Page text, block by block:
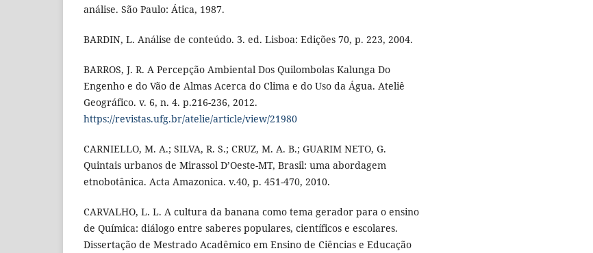
análise. São Paulo: Ática, 1987.
BARDIN, L. Análise de conteúdo. 3. ed. Lisboa: Edições 70, p. 223, 2004.
BARROS, J. R. A Percepção Ambiental Dos Quilombolas Kalunga Do
Engenho e do Vão de Almas Acerca do Clima e do Uso da Água. Ateliê
Geográfico. v. 6, n. 4. p.216-236, 2012.
https://revistas.ufg.br/atelie/article/view/21980
CARNIELLO, M. A.; SILVA, R. S.; CRUZ, M. A. B.; GUARIM NETO, G.
Quintais urbanos de Mirassol D’Oeste-MT, Brasil: uma abordagem
etnobotânica. Acta Amazonica. v.40, p. 451-470, 2010.
CARVALHO, L. L. A cultura da banana como tema gerador para o ensino
de Química: diálogo entre saberes populares, científicos e escolares.
Dissertação de Mestrado Acadêmico em Ensino de Ciências e Educação